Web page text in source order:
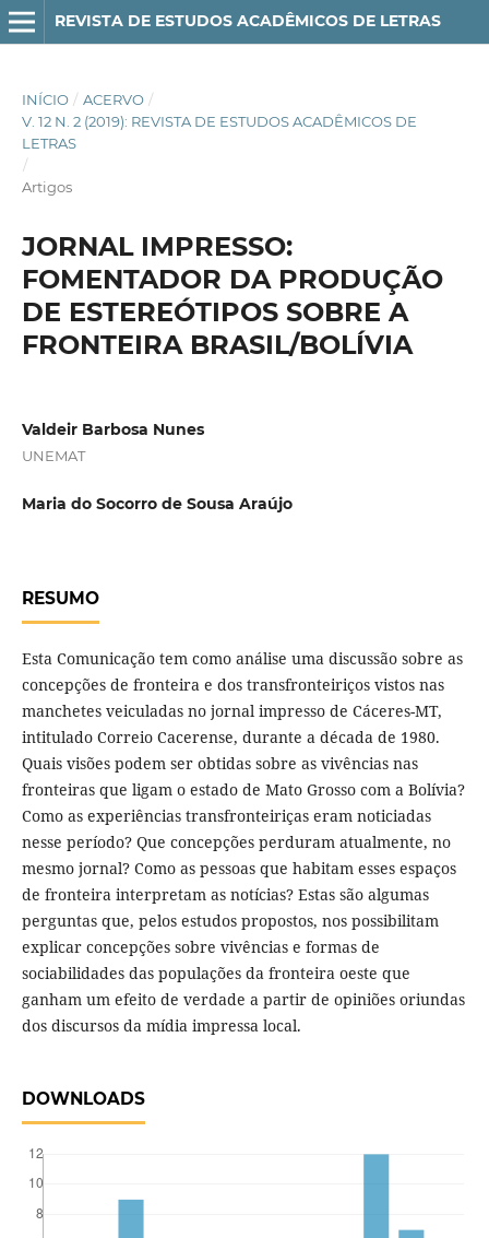
REVISTA DE ESTUDOS ACADÊMICOS DE LETRAS
INÍCIO / ACERVO /
V. 12 N. 2 (2019): REVISTA DE ESTUDOS ACADÊMICOS DE
LETRAS
/
Artigos
JORNAL IMPRESSO:
FOMENTADOR DA PRODUÇÃO
DE ESTEREÓTIPOS SOBRE A
FRONTEIRA BRASIL/BOLÍVIA
Valdeir Barbosa Nunes
UNEMAT
Maria do Socorro de Sousa Araújo
RESUMO
Esta Comunicação tem como análise uma discussão sobre as
concepções de fronteira e dos transfronteiriços vistos nas
manchetes veiculadas no jornal impresso de Cáceres-MT,
intitulado Correio Cacerense, durante a década de 1980.
Quais visões podem ser obtidas sobre as vivências nas
fronteiras que ligam o estado de Mato Grosso com a Bolívia?
Como as experiências transfronteiriças eram noticiadas
nesse período? Que concepções perduram atualmente, no
mesmo jornal? Como as pessoas que habitam esses espaços
de fronteira interpretam as notícias? Estas são algumas
perguntas que, pelos estudos propostos, nos possibilitam
explicar concepções sobre vivências e formas de
sociabilidades das populações da fronteira oeste que
ganham um efeito de verdade a partir de opiniões oriundas
dos discursos da mídia impressa local.
DOWNLOADS